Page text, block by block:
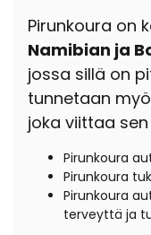
Pirunkoura on
Namibian ja
jossa sillä on
tunnetaan
joka viittaa
Pirunkoura
Pirunkoura
Pirunkoura
terveyttä ja